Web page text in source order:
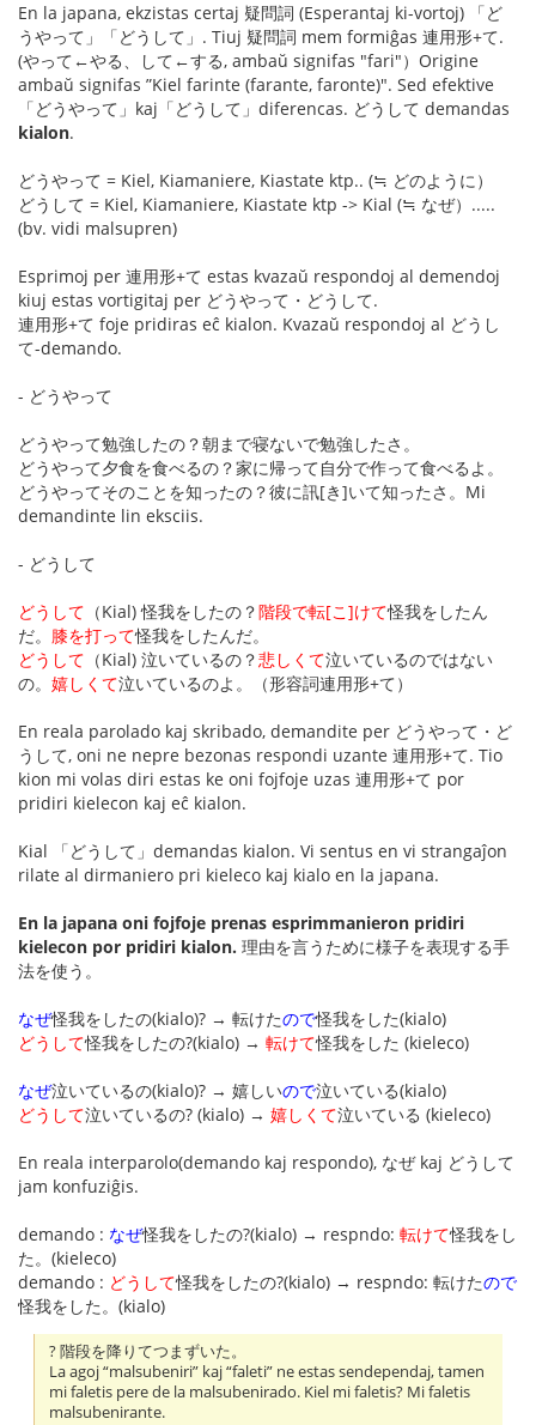
En la japana, ekzistas certaj 疑問詞 (Esperantaj ki-vortoj) 「ど
うやって」「どうして」. Tiuj 疑問詞 mem formiĝas 連用形+て.
(やって←やる、して←する, ambaŭ signifas "fari"）Origine
ambaŭ signifas ”Kiel farinte (farante, faronte)". Sed efektive
「どうやって」kaj「どうして」diferencas. どうして demandas
kialon.
どうやって = Kiel, Kiamaniere, Kiastate ktp.. (≒ どのように）
どうして = Kiel, Kiamaniere, Kiastate ktp -> Kial (≒ なぜ）.....
(bv. vidi malsupren)
Esprimoj per 連用形+て estas kvazaŭ respondoj al demendoj
kiuj estas vortigitaj per どうやって・どうして.
連用形+て foje pridiras eĉ kialon. Kvazaŭ respondoj al どうし
て-demando.
- どうやって
どうやって勉強したの？朝まで寝ないで勉強したさ。
どうやって夕食を食べるの？家に帰って自分で作って食べるよ。
どうやってそのことを知ったの？彼に訊[き]いて知ったさ。Mi
demandinte lin eksciis.
- どうして
どうして （Kial) 怪我をしたの？階段で転[こ]けて怪我をしたん
だ。 膝を打って怪我をしたんだ。
どうして （Kial) 泣いているの？悲しくて泣いているのではない
の。 嬉しくて泣いているのよ。（形容詞連用形+て）
En reala parolado kaj skribado, demandite per どうやって・ど
うして, oni ne nepre bezonas respondi uzante 連用形+て. Tio
kion mi volas diri estas ke oni fojfoje uzas 連用形+て por
pridiri kielecon kaj eĉ kialon.
Kial 「どうして」demandas kialon. Vi sentus en vi strangaĵon
rilate al dirmaniero pri kieleco kaj kialo en la japana.
En la japana oni fojfoje prenas esprimmanieron pridiri
kielecon por pridiri kialon. 理由を言うために様子を表現する手
法を使う。
なぜ怪我をしたの(kialo)? → 転けたので怪我をした(kialo)
どうして怪我をしたの?(kialo) → 転けて怪我をした (kieleco)
なぜ泣いているの(kialo)? → 嬉しいので泣いている(kialo)
どうして泣いているの? (kialo) → 嬉しくて泣いている (kieleco)
En reala interparolo(demando kaj respondo), なぜ kaj どうして
jam konfuziĝis.
demando : なぜ怪我をしたの?(kialo) → respndo: 転けて怪我をし
た。(kieleco)
demando : どうして怪我をしたの?(kialo) → respndo: 転けたので
怪我をした。(kialo)
? 階段を降りてつまずいた。
La agoj “malsubeniri” kaj “faleti” ne estas sendependaj, tamen
mi faletis pere de la malsubenirado. Kiel mi faletis? Mi faletis
malsubenirante.